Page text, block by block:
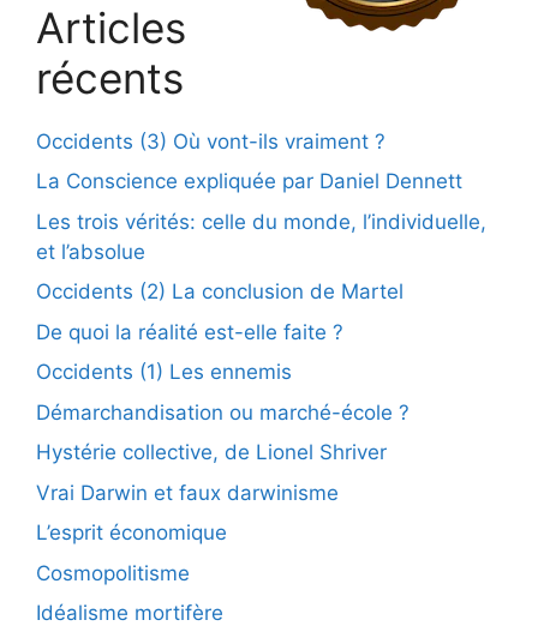
Articles
récents
Occidents (3) Où vont-ils vraiment ?
La Conscience expliquée par Daniel Dennett
Les trois vérités: celle du monde, l’individuelle,
et l’absolue
Occidents (2) La conclusion de Martel
De quoi la réalité est-elle faite ?
Occidents (1) Les ennemis
Démarchandisation ou marché-école ?
Hystérie collective, de Lionel Shriver
Vrai Darwin et faux darwinisme
L’esprit économique
Cosmopolitisme
Idéalisme mortifère